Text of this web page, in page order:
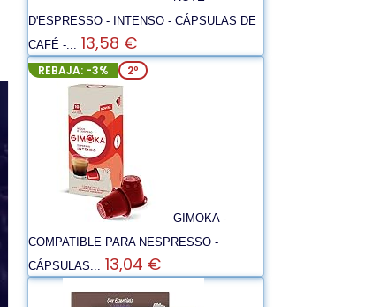
D'ESPRESSO - INTENSO - CÁPSULAS DE
CAFÉ -... 13,58 €
REBAJA: -3% 2º
GIMOKA -
COMPATIBLE PARA NESPRESSO -
CÁPSULAS... 13,04 €